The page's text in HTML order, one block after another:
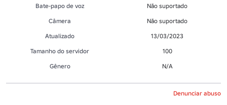
Bate-papo de voz
Não suportado
Câmera
Não suportado
Atualizado
13/03/2023
Tamanho do servidor
100
Gênero
N/A
Denunciar abuso